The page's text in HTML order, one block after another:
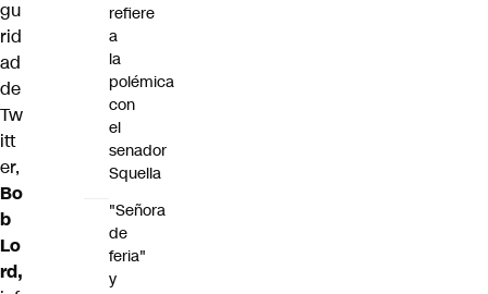
gu
rid
ad
de
Tw
itt
er,
Bo
b
Lo
rd,
refiere
a
la
polémica
con
el
senador
Squella
"Señora
de
feria"
y